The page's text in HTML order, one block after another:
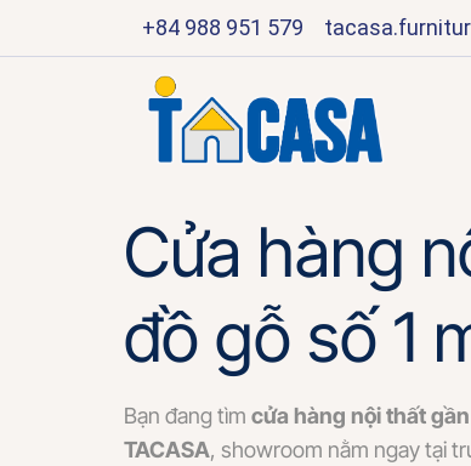
+84 988 951 579
Cửa hàng
đồ gỗ số 1
Bạn đang tìm cửa hàng nội thất
TACASA, showroom nằm ngay tại